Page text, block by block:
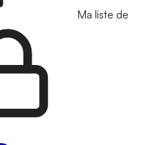
Ma liste de